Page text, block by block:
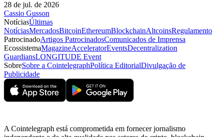
28 de jul. de 2026
Cassio Gusson
NotíciasÚltimas
NotíciasMercadosBitcoinEthereumBlockchainAltcoinsRegulamento
PatrocinadoArtigos PatrocinadosComunicados de Imprensa
EcossistemaMagazineAcceleratorEventsDecentralization
GuardiansLONGITUDE Event
SobreSobre a CointelegraphPolítica EditorialDivulgação de
Publicidade
A Cointelegraph está comprometida em fornecer jornalismo